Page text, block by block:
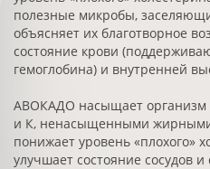
полезные микробы,
объясняет их благотворное
состояние крови
гемоглобина) и внутренней
АВОКАДО насыщает организм
и К, ненасыщенными жирными
понижает уровень «плохого»
улучшает состояние сосудов